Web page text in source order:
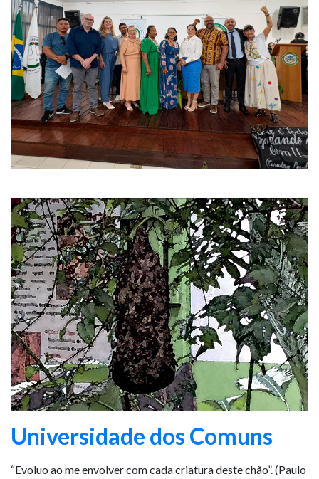
Universidade dos Comuns
“Evoluo ao me envolver com cada criatura deste chão”. (Paulo